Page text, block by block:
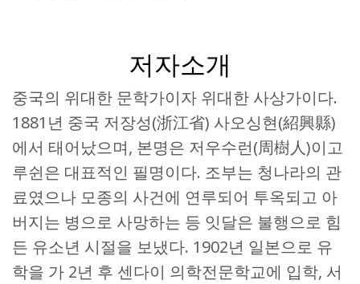
저자소개
중국의 위대한 문학가이자 위대한 사상가이다.
1881년 중국 저장성(浙江省) 사오싱현(紹興縣)
에서 태어났으며, 본명은 저우수런(周樹人)이고
루쉰은 대표적인 필명이다. 조부는 청나라의 관
료였으나 모종의 사건에 연루되어 투옥되고 아
버지는 병으로 사망하는 등 잇달은 불행으로 힘
든 유소년 시절을 보냈다. 1902년 일본으로 유
학을 가 2년 후 센다이 의학전문학교에 입학, 서